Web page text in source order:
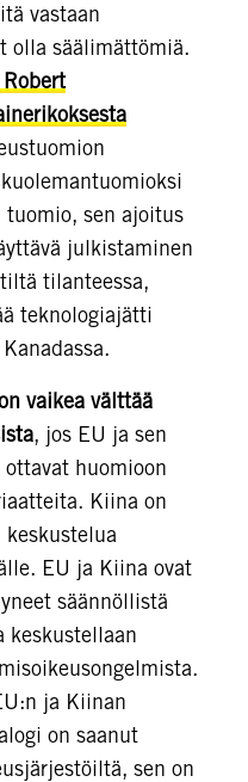
vastaan
olla säälimättömiä.
tuomio, sen ajoitus
julkistaminen
tilanteessa,
teknologiajätti
vaikea välttää
, jos EU ja sen
huomioon
Kiina on
EU ja Kiina ovat
säännöllistä
keskustellaan
ja Kiinan
on saanut
sen on